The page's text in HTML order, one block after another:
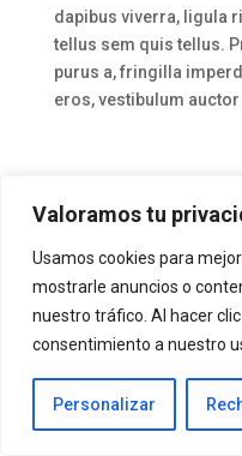
Valoramos tu
Usamos cookies para
mostrarle anuncios o
nuestro tráfico. Al hacer
consentimiento a nuestro
Personalizar
dapibus viverra, ligula
tellus sem quis tellus.
purus a, fringilla
eros, vestibulum
AAAG © -